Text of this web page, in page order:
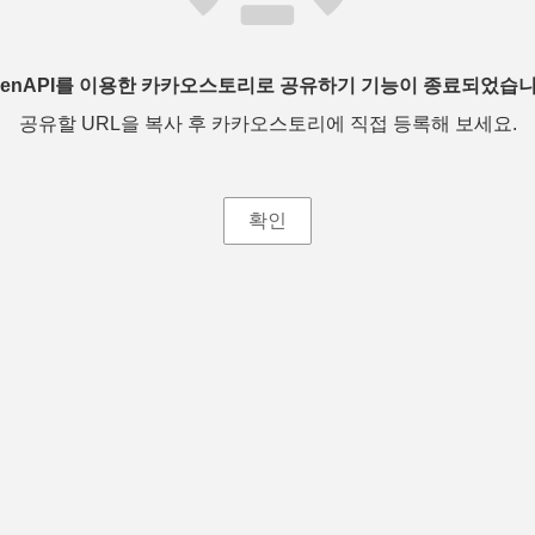
를 이용한 카카오스토리로 공유하기 기능이 종료되었습
공유할 URL을 복사 후 카카오스토리에 직접 등록해 보세요.
확인